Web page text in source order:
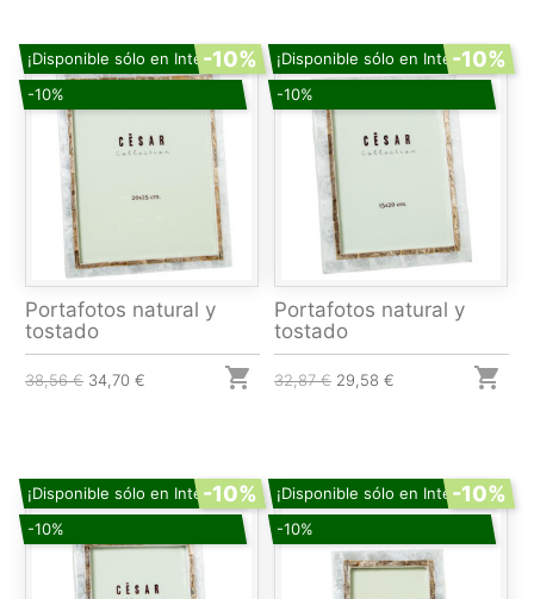
¡Disponible sólo en Internet!
-10%
-10%
Portafotos natural y
tostado
38,56 € 34,70 € 
¡Disponible sólo en Internet!
-10%
-10%
Portafotos natural y
tostado
32,87 € 29,58 € 
¡Disponible sólo en Internet!
-10%
-10%
¡Disponible sólo en Internet!
-10%
-10%